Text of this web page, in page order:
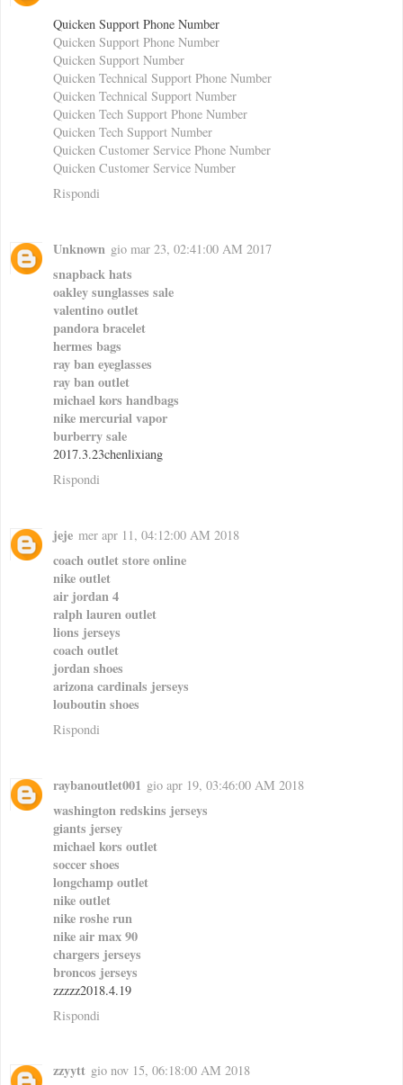
Quicken Support Phone Number
Quicken Support Phone Number
Quicken Support Number
Quicken Technical Support Phone Number
Quicken Technical Support Number
Quicken Tech Support Phone Number
Quicken Tech Support Number
Quicken Customer Service Phone Number
Quicken Customer Service Number
Rispondi
Unknown gio mar 23, 02:41:00 AM 2017
snapback hats
oakley sunglasses sale
valentino outlet
pandora bracelet
hermes bags
ray ban eyeglasses
ray ban outlet
michael kors handbags
nike mercurial vapor
burberry sale
2017.3.23chenlixiang
Rispondi
jeje mer apr 11, 04:12:00 AM 2018
coach outlet store online
nike outlet
air jordan 4
ralph lauren outlet
lions jerseys
coach outlet
jordan shoes
arizona cardinals jerseys
louboutin shoes
Rispondi
raybanoutlet001 gio apr 19, 03:46:00 AM 2018
washington redskins jerseys
giants jersey
michael kors outlet
soccer shoes
longchamp outlet
nike outlet
nike roshe run
nike air max 90
chargers jerseys
broncos jerseys
zzzzz2018.4.19
Rispondi
zzyytt gio nov 15, 06:18:00 AM 2018